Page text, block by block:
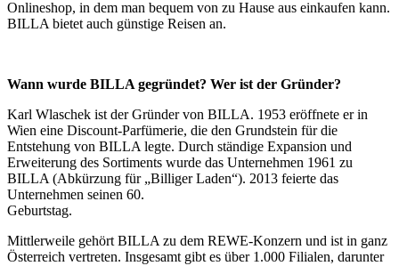
Onlineshop, in dem man bequem von zu Hause aus einkaufen kann.
BILLA bietet auch günstige Reisen an.
Wann wurde BILLA gegründet? Wer ist der Gründer?
Karl Wlaschek ist der Gründer von BILLA. 1953 eröffnete er in
Wien eine Discount-Parfümerie, die den Grundstein für die
Entstehung von BILLA legte. Durch ständige Expansion und
Erweiterung des Sortiments wurde das Unternehmen 1961 zu
BILLA (Abkürzung für „Billiger Laden“). 2013 feierte das
Unternehmen seinen 60.
Geburtstag.
Mittlerweile gehört BILLA zu dem REWE-Konzern und ist in ganz
Österreich vertreten. Insgesamt gibt es über 1.000 Filialen, darunter